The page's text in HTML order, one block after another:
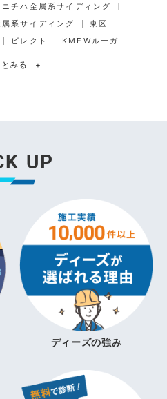
ニチハ金属系サイディング
属系サイディング
東区
ビレクト KMEWルーガ
とみる +
UP
ディーズの強み